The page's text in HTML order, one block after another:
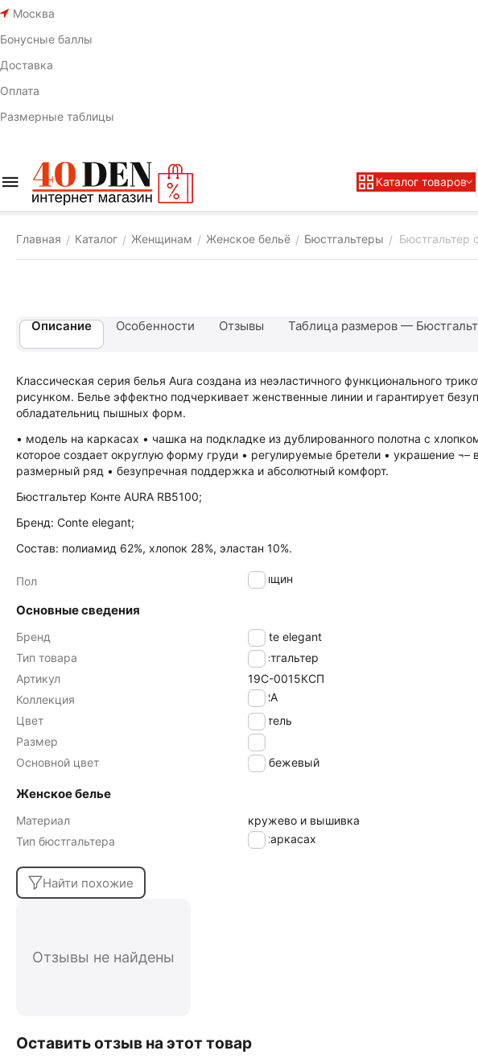
Москва
Бонусные баллы
Доставка
Оплата
Размерные таблицы
Каталог товаров
Главная / Каталог / Женщинам / Женское бельё / Бюстгальтеры / Бюстгальтер
Описание Особенности Отзывы Таблица размеров —
Классическая серия белья Aura создана из неэластичного функционального
рисунком. Белье эффектно подчеркивает женственные линии и гарантирует
обладательниц пышных форм.
• модель на каркасах • чашка на подкладке из дублированного полотна с
которое создает округлую форму груди • регулируемые бретели • украшение
размерный ряд • безупречная поддержка и абсолютный комфорт.
Бюстгальтер Конте AURA RB5100;
Бренд: Conte elegant;
Состав: полиамид 62%, хлопок 28%, эластан 10%.
Пол женщин
Основные сведения
Бренд
Conte elegant
Тип товара
Бюстгальтер
Артикул
19С-0015КСП
Коллекция
AURA
Цвет
пастель
Размер
85E
Основной цвет
бежевый
Женское белье
Материал
кружево и вышивка
Тип бюстгальтера
на каркасах
Найти похожие
Отзывы не найдены
Оставить отзыв на этот товар